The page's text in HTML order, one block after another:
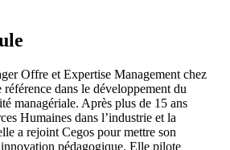
Offre et Expertise Management chez
référence dans le développement du
managériale. Après plus de 15 ans
Humaines dans l’industrie et la
a rejoint Cegos pour mettre son
pédagogique. Elle pilote